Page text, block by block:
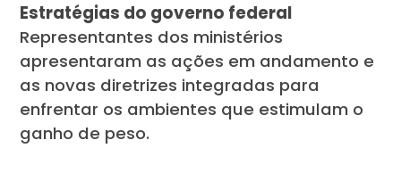
Estratégias do governo federal
Representantes dos ministérios
apresentaram as ações em andamento e
as novas diretrizes integradas para
enfrentar os ambientes que estimulam o
ganho de peso.